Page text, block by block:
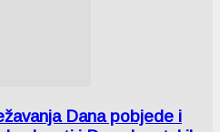
Dana pobjede i